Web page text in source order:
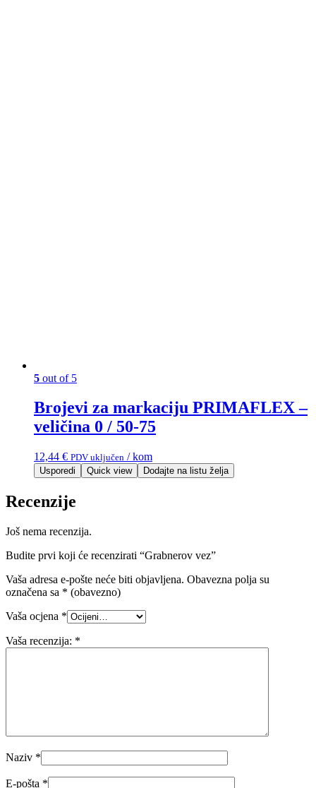
5 out of 5
Brojevi za markaciju PRIMAFLEX –
veličina 0 / 50-75
12,44 € PDV uključen / kom
Usporedi Quick view Dodajte na listu želja
Recenzije
Još nema recenzija.
Budite prvi koji će recenzirati “Grabnerov vez”
Vaša adresa e-pošte neće biti objavljena. Obavezna polja su
označena sa * (obavezno)
Vaša ocjena *
Vaša recenzija: *
Naziv *
E-pošta *